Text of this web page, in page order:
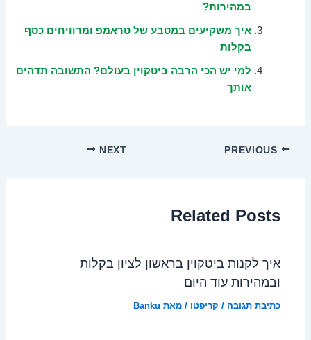
במהירות?
איך משקיעים במטבע של טראמפ ומרוויחים כסף
בקלות
למי יש הכי הרבה ביטקוין בעולם? התשובה תדהים
אותך
NEXT
Related Posts
איך לקנות ביטקוין בראשון לציון בקלות
ובמהירות עוד היום
כתיבת תגובה / קריפטו / מאת Banku